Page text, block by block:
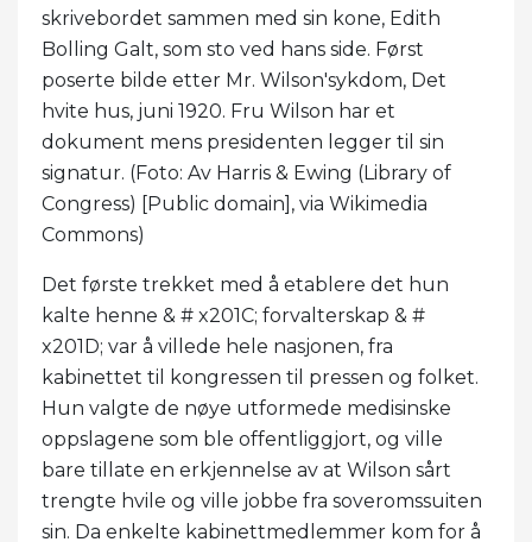
skrivebordet sammen med sin kone, Edith
Bolling Galt, som sto ved hans side. Først
poserte bilde etter Mr. Wilson'sykdom, Det
hvite hus, juni 1920. Fru Wilson har et
dokument mens presidenten legger til sin
signatur. (Foto: Av Harris & Ewing (Library of
Congress) [Public domain], via Wikimedia
Commons)
Det første trekket med å etablere det hun
kalte henne & # x201C; forvalterskap & #
x201D; var å villede hele nasjonen, fra
kabinettet til kongressen til pressen og folket.
Hun valgte de nøye utformede medisinske
oppslagene som ble offentliggjort, og ville
bare tillate en erkjennelse av at Wilson sårt
trengte hvile og ville jobbe fra soveromssuiten
sin. Da enkelte kabinettmedlemmer kom for å